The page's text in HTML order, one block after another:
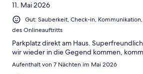
11. Mai 2026
Gut: Sauberkeit, Check-in,
des Onlineauftritts
Parkplatz direkt am Haus.
wir wieder in die Gegend kommen,
Aufenthalt von 7 Nächten im Mai 2026